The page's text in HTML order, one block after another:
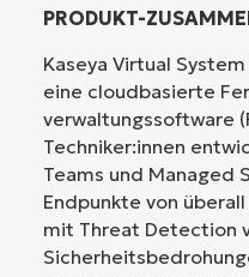
PRODUKT-
Kaseya Virtual
eine cloudbasierte
verwaltungssoftware
Techniker:innen
Teams und Managed
Endpunkte von
mit Threat Detection